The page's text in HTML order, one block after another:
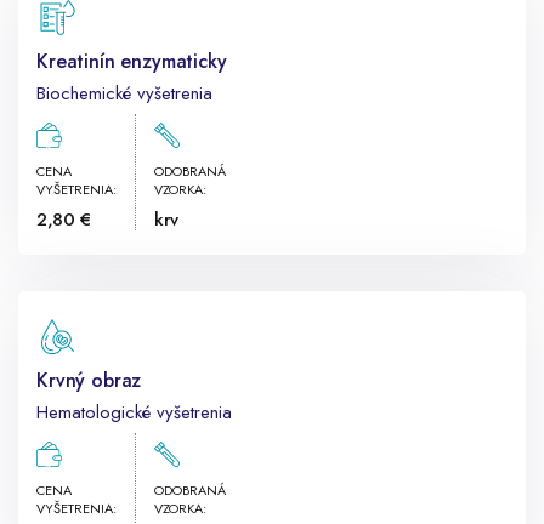
Kreatinín enzymaticky
Biochemické vyšetrenia
CENA
VYŠETRENIA:
2,80 €
ODOBRANÁ
VZORKA:
krv
Krvný obraz
Hematologické vyšetrenia
CENA
VYŠETRENIA:
ODOBRANÁ
VZORKA: